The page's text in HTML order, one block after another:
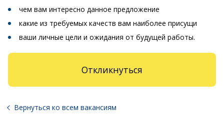
чем вам интересно данное предложение
какие из требуемых качеств вам наиболее присущи
ваши личные цели и ожидания от будущей работы.
Откликнуться
Вернуться ко всем вакансиям